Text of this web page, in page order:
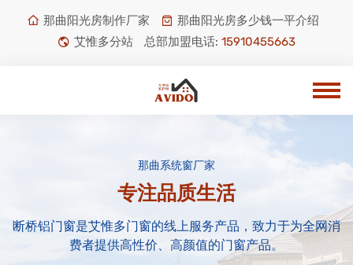
那曲阳光房制作厂家
那曲阳光房多少钱一平介绍
艾惟多分站
总部加盟电话: 15910455663
那曲系统窗厂家
专注品质生活
断桥铝门窗是艾惟多门窗的线上服务产品，致力于为全网消
费者提供高性价、高颜值的门窗产品。